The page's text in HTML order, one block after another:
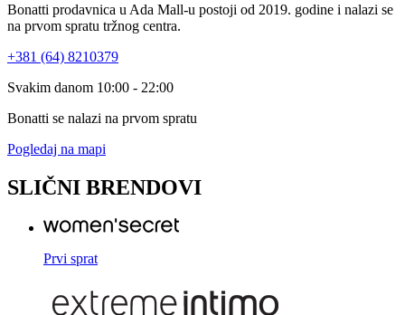
Bonatti prodavnica u Ada Mall-u postoji od 2019. godine i nalazi se
na prvom spratu tržnog centra.
+381 (64) 8210379
Svakim danom 10:00 - 22:00
Bonatti se nalazi na prvom spratu
Pogledaj na mapi
SLIČNI BRENDOVI
Prvi sprat